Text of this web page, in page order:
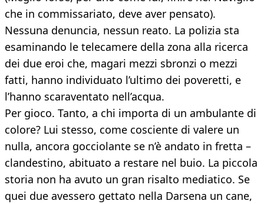
che in commissariato, deve aver pensato).
Nessuna denuncia, nessun reato. La polizia sta
esaminando le telecamere della zona alla ricerca
dei due eroi che, magari mezzi sbronzi o mezzi
fatti, hanno individuato l’ultimo dei poveretti, e
l’hanno scaraventato nell’acqua.
Per gioco. Tanto, a chi importa di un ambulante di
colore? Lui stesso, come cosciente di valere un
nulla, ancora gocciolante se n’è andato in fretta –
clandestino, abituato a restare nel buio. La piccola
storia non ha avuto un gran risalto mediatico. Se
quei due avessero gettato nella Darsena un cane,